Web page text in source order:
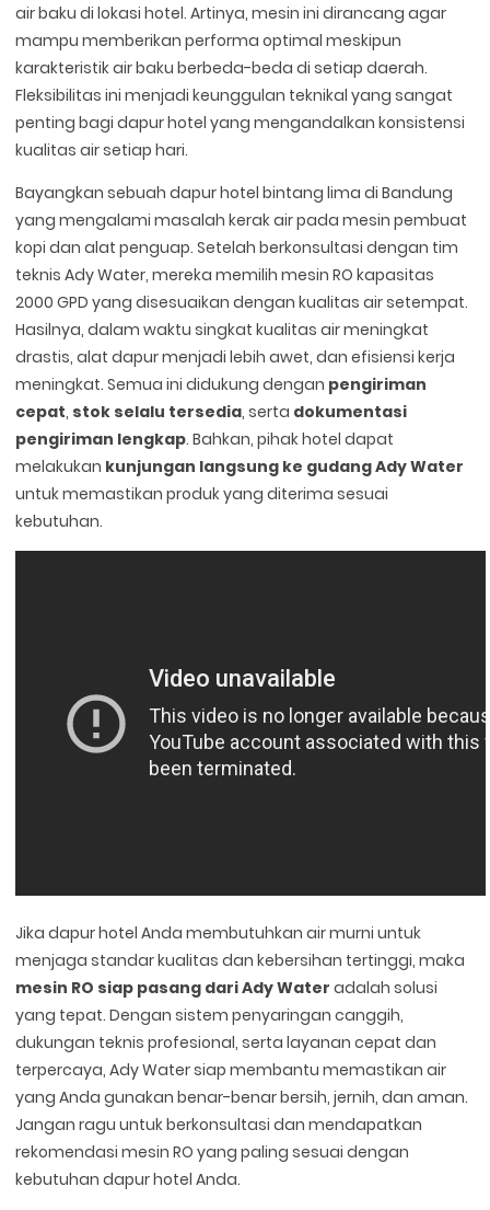
air baku di lokasi hotel. Artinya, mesin ini dirancang agar
mampu memberikan performa optimal meskipun
karakteristik air baku berbeda-beda di setiap daerah.
Fleksibilitas ini menjadi keunggulan teknikal yang sangat
penting bagi dapur hotel yang mengandalkan konsistensi
kualitas air setiap hari.
Bayangkan sebuah dapur hotel bintang lima di Bandung
yang mengalami masalah kerak air pada mesin pembuat
kopi dan alat penguap. Setelah berkonsultasi dengan tim
teknis Ady Water, mereka memilih mesin RO kapasitas
2000 GPD yang disesuaikan dengan kualitas air setempat.
Hasilnya, dalam waktu singkat kualitas air meningkat
drastis, alat dapur menjadi lebih awet, dan efisiensi kerja
meningkat. Semua ini didukung dengan pengiriman
cepat, stok selalu tersedia, serta dokumentasi
pengiriman lengkap. Bahkan, pihak hotel dapat
melakukan kunjungan langsung ke gudang Ady Water
untuk memastikan produk yang diterima sesuai
kebutuhan.
Jika dapur hotel Anda membutuhkan air murni untuk
menjaga standar kualitas dan kebersihan tertinggi, maka
mesin RO siap pasang dari Ady Water adalah solusi
yang tepat. Dengan sistem penyaringan canggih,
dukungan teknis profesional, serta layanan cepat dan
terpercaya, Ady Water siap membantu memastikan air
yang Anda gunakan benar-benar bersih, jernih, dan aman.
Jangan ragu untuk berkonsultasi dan mendapatkan
rekomendasi mesin RO yang paling sesuai dengan
kebutuhan dapur hotel Anda.